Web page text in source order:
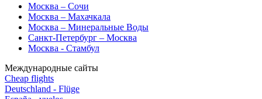
Москва – Сочи
Москва – Махачкала
Москва – Минеральные Воды
Санкт-Петербург – Москва
Москва - Стамбул
Международные сайты
Cheap flights
Deutschland - Flüge